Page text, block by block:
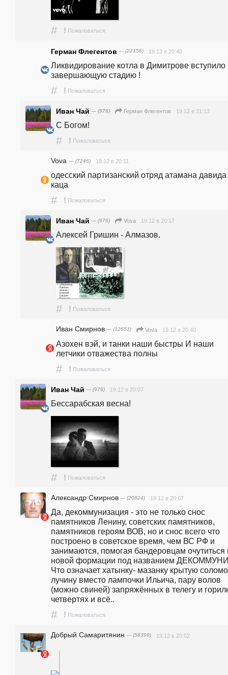
# ! Пожаловаться
Герман Флегентов — (22156) 19.12 в 20:40
Ликвидирование котла в Димитрове вступило
завершающую стадию !
# ! Пожаловаться
Иван Чай — (976) Герман Флегентов 19.12 в 21:13
С Богом!
# ! Пожаловаться
Vova — (7246) 19.12 в 20:11
одесский партизанский отряд атамана давида
каца
# ! Пожаловаться
Иван Чай — (976) Vova 19.12 в 20:17
Алексей Гришин - Алмазов.
# ! Пожаловаться
Иван Смирнов — (12651) Vova 19.12 в 20:40
Азохен вэй, и танки наши быстры И наши
летчики отважества полны
# ! Пожаловаться
Иван Чай — (976) 19.12 в 20:07
Бессарабская весна!
# ! Пожаловаться
Александр Смирнов — (20824) 19.12 в 20:07
Да, декоммунизация - это не только снос
памятников Ленину, советских памятников,
памятников героям ВОВ, но и снос всего что
построено в советское время, чем ВС РФ и
занимаются, помогая бандеровцам очутиться
новой формации под названием
Что означает хатынку- мазанку крытую
лучину вместо лампочки Ильича, пару волов
(можно свиней) запряжённых в телегу и
четвертях и всё..
# ! Пожаловаться
Добрый Самаритянин — (58399) 19.12 в 20:02